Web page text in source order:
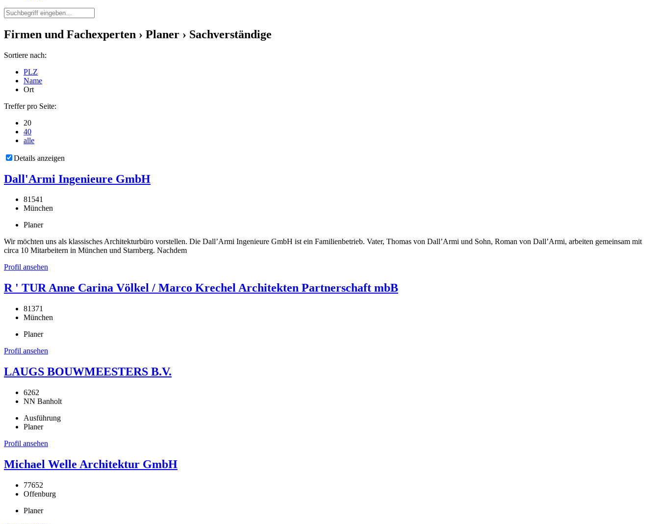
Firmen und Fachexperten › Planer › Sachverständige
Sortiere nach:
PLZ
Name
Ort
Treffer pro Seite:
20
40
alle
Details anzeigen
Dall'Armi Ingenieure GmbH
81541
München
Planer
Wir möchten uns als klassisches Architekturbüro vorstellen. Die Dall’Armi Ingenieure GmbH ist ein Familienbetrieb. Vater, Thomas von Dall’Armi und Sohn, Roman von Dall’Armi, arbeiten gemeinsam mit
circa 10 Mitarbeitern in München und Starnberg. Nachdem
Profil ansehen
R ' TUR Anne Carina Völkel / Marco Krechel Architekten Partnerschaft mbB
81371
München
Planer
Profil ansehen
LAUGS BOUWMEESTERS B.V.
6262
NN Banholt
Ausführung
Planer
Profil ansehen
Michael Welle Architektur GmbH
77652
Offenburg
Planer